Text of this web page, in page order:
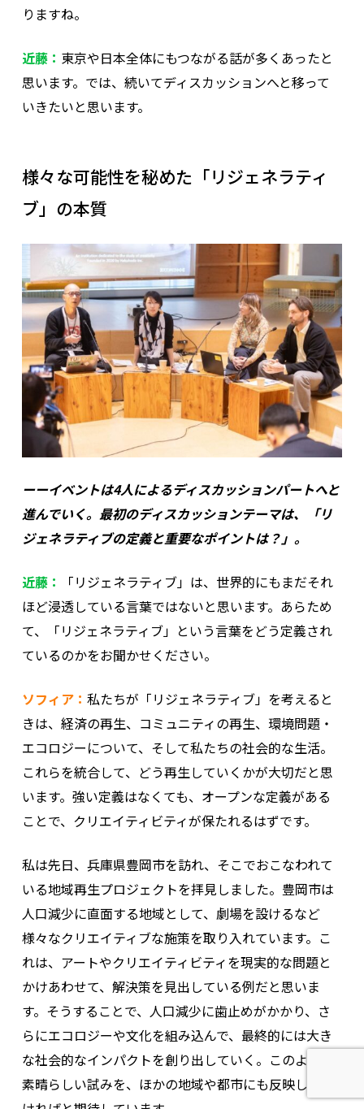
りますね。
近藤： 東京や日本全体にもつながる話が多くあったと
思います。では、続いてディスカッションへと移って
いきたいと思います。
様々な可能性を秘めた「リジェネラティ
ブ」の本質
ーーイベントは4人によるディスカッションパートへと
進んでいく。最初のディスカッションテーマは、「リ
ジェネラティブの定義と重要なポイントは？」。
近藤：
「リジェネラティブ」は、世界的にもまだそれ
ほど浸透している言葉ではないと思います。あらため
て、「リジェネラティブ」という言葉をどう定義され
ているのかをお聞かせください。
ソフィア： 私たちが「リジェネラティブ」を考えると
きは、経済の再生、コミュニティの再生、環境問題・
エコロジーについて、そして私たちの社会的な生活。
これらを統合して、どう再生していくかが大切だと思
います。強い定義はなくても、オープンな定義がある
ことで、クリエイティビティが保たれるはずです。
私は先日、兵庫県豊岡市を訪れ、そこでおこなわれて
いる地域再生プロジェクトを拝見しました。豊岡市は
人口減少に直面する地域として、劇場を設けるなど
様々なクリエイティブな施策を取り入れています。こ
れは、アートやクリエイティビティを現実的な問題と
かけあわせて、解決策を見出している例だと思いま
す。そうすることで、人口減少に歯止めがかかり、さ
らにエコロジーや文化を組み込んで、最終的には大き
な社会的なインパクトを創り出していく。このような
素晴らしい試みを、ほかの地域や都市にも反映してい